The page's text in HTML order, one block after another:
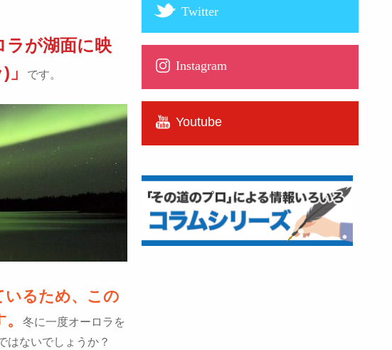
ラが湖面に映
です。
いるため、この
冬に一度オーロラを
はないでしょうか？
Twitter
Instagram
Youtube